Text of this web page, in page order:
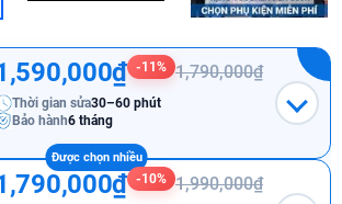
-11% 1,790,000₫
Thời gian sửa30–60 phút
Bảo hành6 tháng
-10% 1,990,000₫